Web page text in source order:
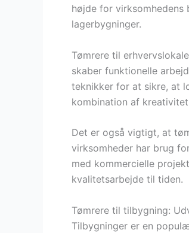
højde for
lagerbygninger.
Tømrere til
skaber funktionelle
teknikker for at sikre, at
kombination af
Det er også vigtigt, at
virksomheder har brug
med kommercielle
kvalitetsarbejde til tiden.
Tømrere til tilbygning:
Tilbygninger er en